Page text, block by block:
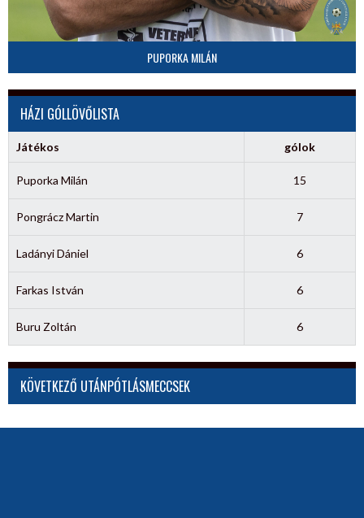
PUPORKA MILÁN
HÁZI GÓLLÖVŐLISTA
Játékos gólok
Puporka Milán 15
Pongrácz Martin 7
Ladányi Dániel 6
Farkas István 6
Buru Zoltán 6
KÖVETKEZŐ UTÁNPÓTLÁSMECCSEK